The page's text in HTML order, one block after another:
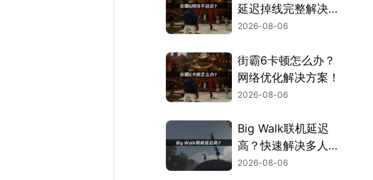
延迟掉线完整解决指
南！
2026-08-06
街霸6卡顿怎么办？
网络优化解决方案！
2026-08-06
Big Walk联机延迟
高？快速解决多人联
机卡顿问题！
2026-08-06